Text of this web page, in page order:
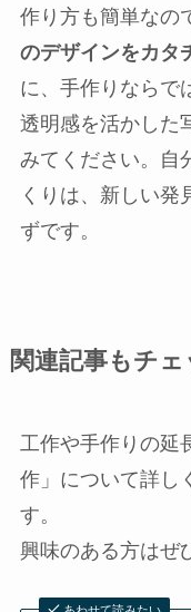
作り方も簡単なの
のデザインをカタ
に、手作りならで
透明感を活かした
みてください。自
くりは、新しい発
ずです。
関連記事もチェ
工作や手作りの延
作」について詳し
す。
興味のある方はぜ
あわせて読みたい